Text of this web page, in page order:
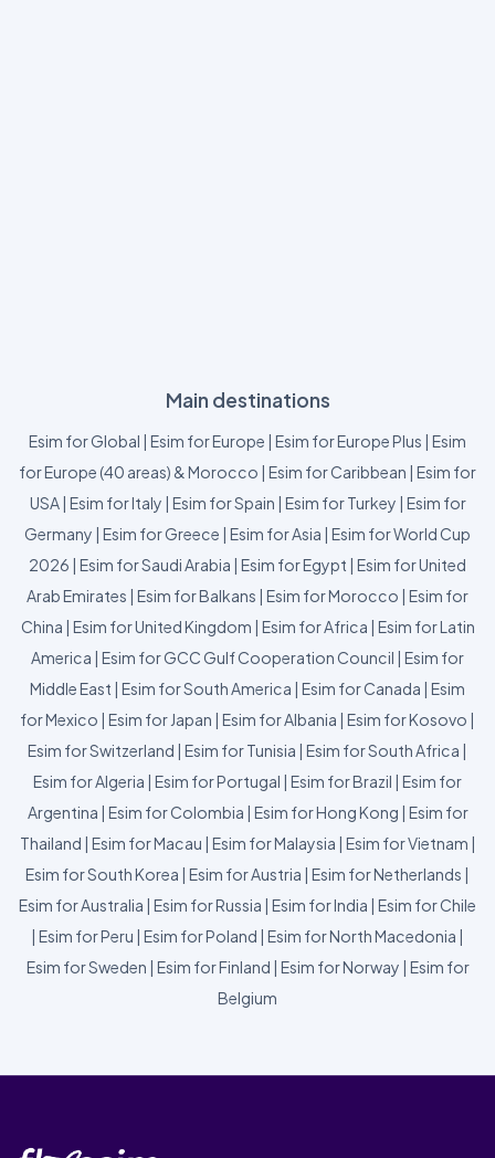
Main destinations
Esim for Global | Esim for Europe | Esim for Europe Plus | Esim
for Europe (40 areas) & Morocco | Esim for Caribbean | Esim for
USA| Esim for Italy | Esim for Spain | Esim for Turkey | Esim for
Germany | Esim for Greece | Esim for Asia | Esim for World Cup
2026 | Esim for Saudi Arabia | Esim for Egypt | Esim for United
Arab Emirates | Esim for Balkans | Esim for Morocco | Esim for
China | Esim for United Kingdom | Esim for Africa | Esim for Latin
America | Esim for GCC Gulf Cooperation Council | Esim for
Middle East | Esim for South America | Esim for Canada | Esim
for Mexico | Esim for Japan | Esim for Albania | Esim for Kosovo |
Esim for Switzerland | Esim for Tunisia | Esim for South Africa |
Esim for Algeria | Esim for Portugal | Esim for Brazil | Esim for
Argentina | Esim for Colombia | Esim for Hong Kong | Esim for
Thailand | Esim for Macau | Esim for Malaysia | Esim for Vietnam |
Esim for South Korea | Esim for Austria | Esim for Netherlands |
Esim for Australia | Esim for Russia | Esim for India | Esim for Chile
| Esim for Peru | Esim for Poland | Esim for North Macedonia |
Esim for Sweden | Esim for Finland | Esim for Norway | Esim for
Belgium